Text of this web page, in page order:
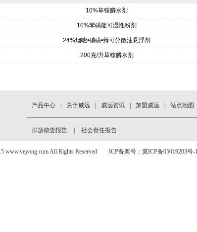
10%草铵膦水剂
10%苯磺隆可湿性粉剂
24%烟嘧•硝磺•莠可分散油悬浮剂
200克/升草铵膦水剂
产品中心 关于威远 威远资讯 加盟威远 站点地图
排放核查报告 社会责任报告
All Rights Reserved ICP备案号： 冀ICP备05019203号-1